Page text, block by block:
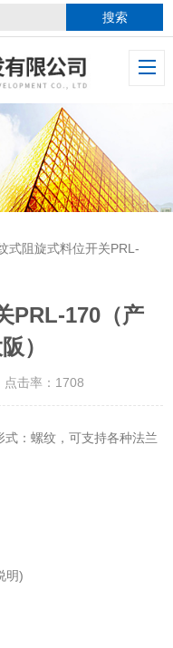
式阻旋式料位开关PRL-
PRL-170（产
）
击率：1708
式：螺纹，可支持各种法兰
明)